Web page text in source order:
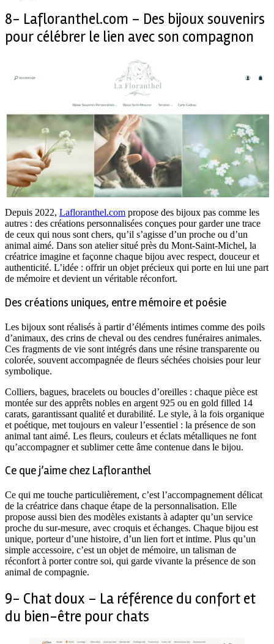
8- Lafloranthel.com – Des bijoux souvenirs
pour célébrer le lien avec son compagnon
Depuis 2022, Lafloranthel.com propose des bijoux pas comme les
autres : des créations personnalisées conçues pour garder une trace
de ceux qui nous sont chers, qu’il s’agisse d’un proche ou d’un
animal aimé. Dans son atelier situé près du Mont-Saint-Michel, la
créatrice imagine et façonne chaque bijou avec respect, douceur et
authenticité. L’idée : offrir un objet précieux qui porte en lui une part
de mémoire et devient un véritable réconfort.
Des créations uniques, entre mémoire et poésie
Les bijoux sont réalisés à partir d’éléments intimes comme des poils
d’animaux, des crins de cheval ou des cendres funéraires animales.
Ces fragments de vie sont intégrés dans une résine transparente ou
colorée, souvent accompagnée de fleurs séchées choisies pour leur
symbolique.
Colliers, bagues, bracelets ou boucles d’oreilles : chaque pièce est
montée sur des apprêts nobles en argent 925 ou en gold filled 14
carats, garantissant qualité et durabilité. Le style, à la fois organique
et poétique, met toujours en valeur l’essentiel : la présence de son
animal tant aimé. Les fleurs, couleurs et éclats métalliques ne font
qu’accompagner et sublimer cette âme contenue dans le bijou.
Ce que j’aime chez Lafloranthel
Ce qui me touche particulièrement, c’est l’accompagnement délicat
de la créatrice dans chaque étape de la personnalisation. Elle
propose aussi bien des modèles existants à adapter qu’un service
proche du sur-mesure, avec croquis et échanges. Chaque bijou est
unique, porteur d’une histoire, d’un lien fort et intime. Plus qu’un
simple accessoire, c’est un objet de mémoire, un talisman de
réconfort à porter contre soi, qui garde vivante la présence de son
animal de compagnie.
9- Chat doux – La référence du confort et
du bien-être pour chats